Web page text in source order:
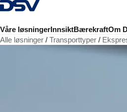
Tilbake til hjemmesiden
Våre løsningerInnsiktBærekraftOm
Alle løsninger Transporttyper